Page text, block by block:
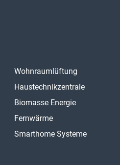
Wohnraumlüftung
Haustechnikzentrale
Biomasse Energie
Fernwärme
Smarthome Systeme